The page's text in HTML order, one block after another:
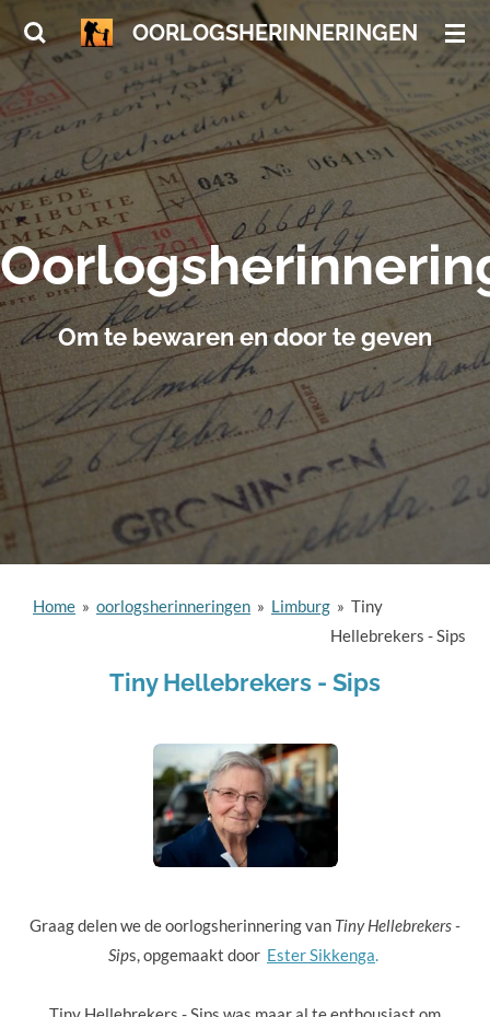
Ga
direct
naar
hoofdinhoud
OORLOGSHERINNERINGEN
Om te bewaren en door te geven
Home » oorlogsherinneringen » Limburg » Tiny
Hellebrekers - Sips
Tiny Hellebrekers - Sips
Graag delen we de oorlogsherinnering van Tiny Hellebrekers -
Sips, opgemaakt door Ester Sikkenga